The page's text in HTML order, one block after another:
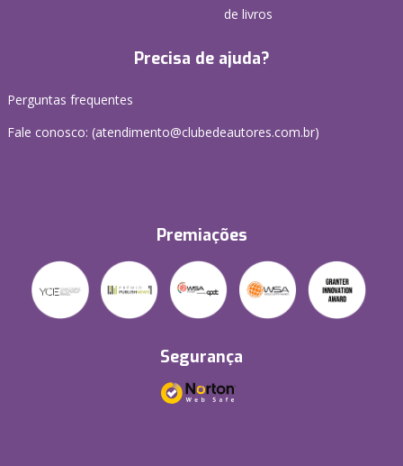
de livros
Precisa de ajuda?
Perguntas frequentes
Fale conosco: (atendimento@clubedeautores.com.br)
Premiações
Segurança